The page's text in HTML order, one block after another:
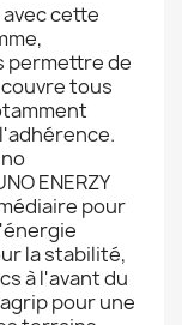
cette
permettre de
tous
ENERZY
pour
la stabilité,
à l'avant du
pour une